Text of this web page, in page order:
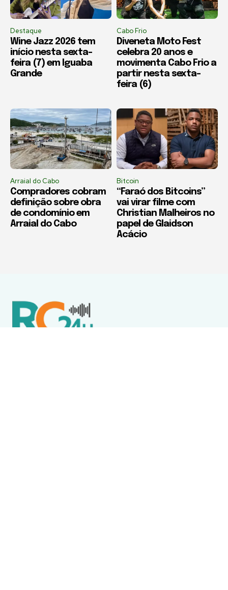
Destaque
Wine Jazz 2026 tem
início nesta sexta-
feira (7) em Iguaba
Grande
Cabo Frio
Diveneta Moto Fest
celebra 20 anos e
movimenta Cabo Frio a
partir nesta sexta-
feira (6)
Arraial do Cabo
Compradores cobram
definição sobre obra
de condomínio em
Arraial do Cabo
Bitcoin
“Faraó dos Bitcoins”
vai virar filme com
Christian Malheiros no
papel de Glaidson
Acácio